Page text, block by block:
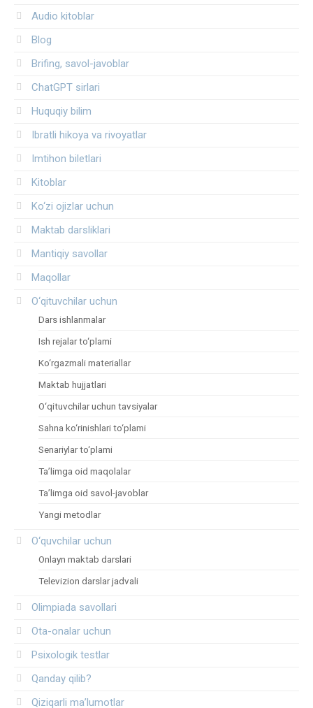
Audio kitoblar
Blog
Brifing, savol-javoblar
ChatGPT sirlari
Huquqiy bilim
Ibratli hikoya va rivoyatlar
Imtihon biletlari
Kitoblar
Ko‘zi ojizlar uchun
Maktab darsliklari
Mantiqiy savollar
Maqollar
O‘qituvchilar uchun
Dars ishlanmalar
Ish rejalar to‘plami
Ko‘rgazmali materiallar
Maktab hujjatlari
O‘qituvchilar uchun tavsiyalar
Sahna ko‘rinishlari to‘plami
Senariylar to‘plami
Ta’limga oid maqolalar
Ta’limga oid savol-javoblar
Yangi metodlar
O‘quvchilar uchun
Onlayn maktab darslari
Televizion darslar jadvali
Olimpiada savollari
Ota-onalar uchun
Psixologik testlar
Qanday qilib?
Qiziqarli ma’lumotlar